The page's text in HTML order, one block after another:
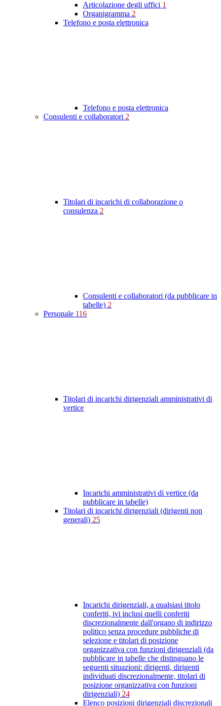
Articolazione degli uffici 1
Organigramma 2
Telefono e posta elettronica
Telefono e posta elettronica
Consulenti e collaboratori 2
Titolari di incarichi di collaborazione o
consulenza 2
Consulenti e collaboratori (da pubblicare in
tabelle) 2
Personale 116
Titolari di incarichi dirigenziali amministrativi di
vertice
Incarichi amministrativi di vertice (da
pubblicare in tabelle)
Titolari di incarichi dirigenziali (dirigenti non
generali) 25
Incarichi dirigenziali, a qualsiasi titolo
conferiti, ivi inclusi quelli conferiti
discrezionalmente dall'organo di indirizzo
politico senza procedure pubbliche di
selezione e titolari di posizione
organizzativa con funzioni dirigenziali (da
pubblicare in tabelle che distinguano le
seguenti situazioni: dirigenti, dirigenti
individuati discrezionalmente, titolari di
posizione organizzativa con funzioni
dirigenziali) 24
Elenco posizioni dirigenziali discrezionali